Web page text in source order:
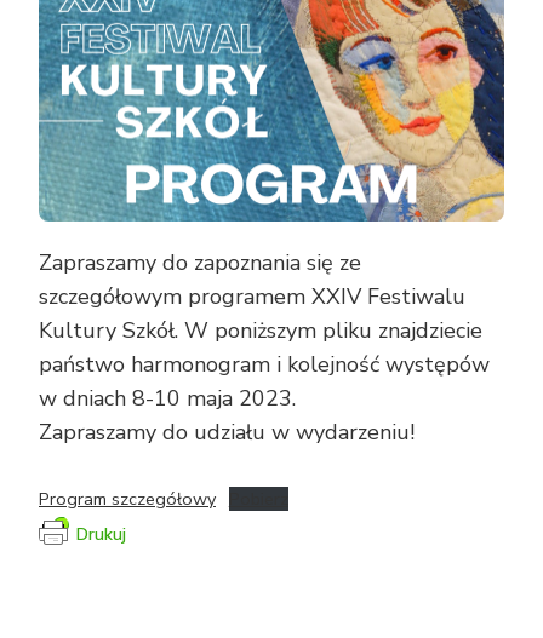
KULTURY
SZKÓŁ
Zapraszamy do zapoznania się ze
szczegółowym programem XXIV Festiwalu
Kultury Szkół. W poniższym pliku znajdziecie
państwo harmonogram i kolejność występów
w dniach 8-10 maja 2023.
Zapraszamy do udziału w wydarzeniu!
Program szczegółowy
Drukuj